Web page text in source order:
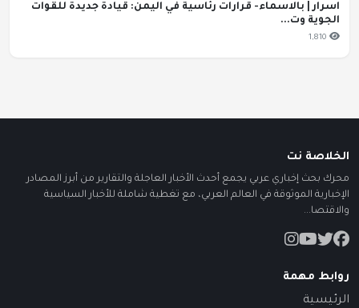
اسرار | بالاسماء- قرارات رئاسية في اليمن: قيادة جديدة للقوات
الجوية وت...
1,810
الخلاصة نت
محرك بحث إخباري عربي يجمع أحدث الأخبار العاجلة والتقارير من أبرز المصادر
الإخبارية الموثوقة في العالم العربي، مع تغطية شاملة للأخبار السياسية
والاقتصا...
روابط مهمة
الرئيسية